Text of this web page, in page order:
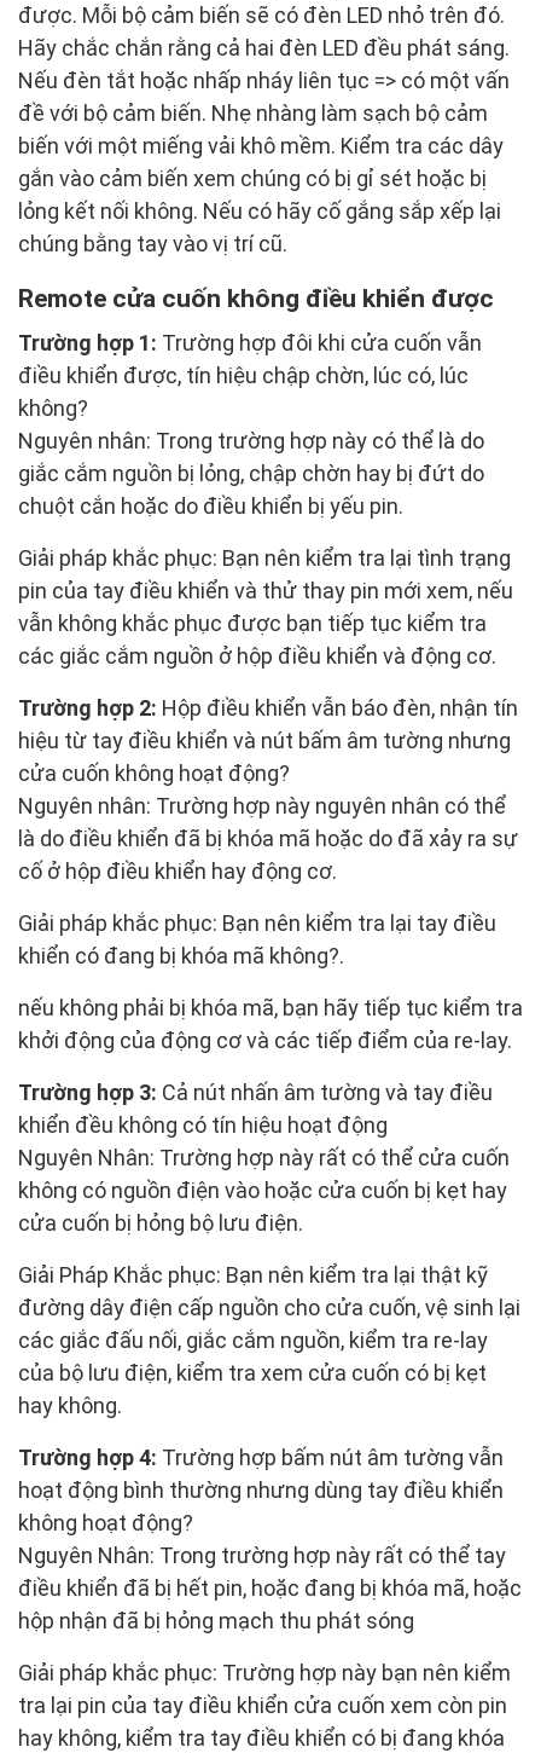
được. Mỗi bộ cảm biến sẽ có đèn LED nhỏ trên đó.
Hãy chắc chắn rằng cả hai đèn LED đều phát sáng.
Nếu đèn tắt hoặc nhấp nháy liên tục => có một vấn
đề với bộ cảm biến. Nhẹ nhàng làm sạch bộ cảm
biến với một miếng vải khô mềm. Kiểm tra các dây
gắn vào cảm biến xem chúng có bị gỉ sét hoặc bị
lỏng kết nối không. Nếu có hãy cố gắng sắp xếp lại
chúng bằng tay vào vị trí cũ.
Remote cửa cuốn không điều khiển được
Trường hợp 1: Trường hợp đôi khi cửa cuốn vẫn
điều khiển được, tín hiệu chập chờn, lúc có, lúc
không?
Nguyên nhân: Trong trường hợp này có thể là do
giắc cắm nguồn bị lỏng, chập chờn hay bị đứt do
chuột cắn hoặc do điều khiển bị yếu pin.
Giải pháp khắc phục: Bạn nên kiểm tra lại tình trạng
pin của tay điều khiển và thử thay pin mới xem, nếu
vẫn không khắc phục được bạn tiếp tục kiểm tra
các giắc cắm nguồn ở hộp điều khiển và động cơ.
Trường hợp 2: Hộp điều khiển vẫn báo đèn, nhận tín
hiệu từ tay điều khiển và nút bấm âm tường nhưng
cửa cuốn không hoạt động?
Nguyên nhân: Trường hợp này nguyên nhân có thể
là do điều khiển đã bị khóa mã hoặc do đã xảy ra sự
cố ở hộp điều khiển hay động cơ.
Giải pháp khắc phục: Bạn nên kiểm tra lại tay điều
khiển có đang bị khóa mã không?.
nếu không phải bị khóa mã, bạn hãy tiếp tục kiểm tra
khởi động của động cơ và các tiếp điểm của re-lay.
Trường hợp 3: Cả nút nhấn âm tường và tay điều
khiển đều không có tín hiệu hoạt động
Nguyên Nhân: Trường hợp này rất có thể cửa cuốn
không có nguồn điện vào hoặc cửa cuốn bị kẹt hay
cửa cuốn bị hỏng bộ lưu điện.
Giải Pháp Khắc phục: Bạn nên kiểm tra lại thật kỹ
đường dây điện cấp nguồn cho cửa cuốn, vệ sinh lại
các giắc đấu nối, giắc cắm nguồn, kiểm tra re-lay
của bộ lưu điện, kiểm tra xem cửa cuốn có bị kẹt
hay không.
Trường hợp 4: Trường hợp bấm nút âm tường vẫn
hoạt động bình thường nhưng dùng tay điều khiển
không hoạt động?
Nguyên Nhân: Trong trường hợp này rất có thể tay
điều khiển đã bị hết pin, hoặc đang bị khóa mã, hoặc
hộp nhận đã bị hỏng mạch thu phát sóng
Giải pháp khắc phục: Trường hợp này bạn nên kiểm
tra lại pin của tay điều khiển cửa cuốn xem còn pin
hay không, kiểm tra tay điều khiển có bị đang khóa